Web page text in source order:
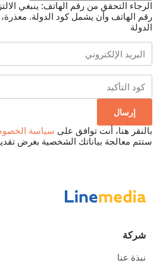
الرجاء التحقق من رقم الهاتف: ينبغي
رقم الهاتف وأن يشمل كود الدولة.
الدولة
بالنقر هنا، أنت توافق على سياسة
ستتم معالجة بياناتك الشخصية بغرض
شركة
نبذة عنا